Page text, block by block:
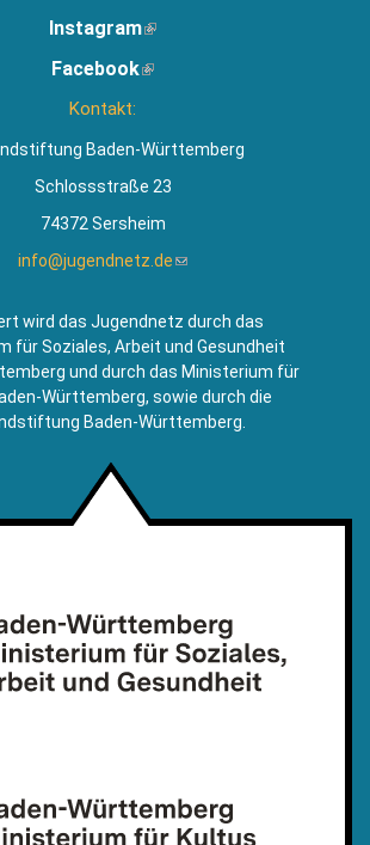
Instagram(Link
extern)
Facebook(Link
Kontakt:
Baden-Württemberg
Schlossstraße 23
74372 Sersheim
info@jugendnetz.de(Link
Mail)
wird das Jugendnetz durch das
für Soziales, Arbeit und Gesundheit
und durch das Ministerium für
Württemberg, sowie durch die
Baden-Württemberg.